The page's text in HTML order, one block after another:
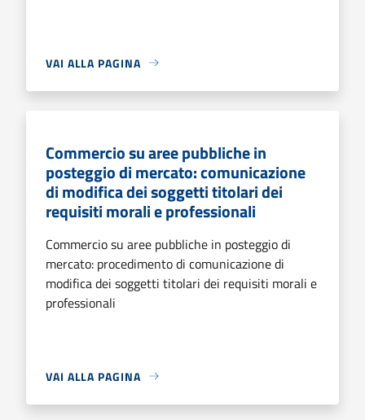
VAI ALLA PAGINA
Commercio su aree pubbliche in
posteggio di mercato: comunicazione
di modifica dei soggetti titolari dei
requisiti morali e professionali
Commercio su aree pubbliche in posteggio di
mercato: procedimento di comunicazione di
modifica dei soggetti titolari dei requisiti morali e
professionali
VAI ALLA PAGINA